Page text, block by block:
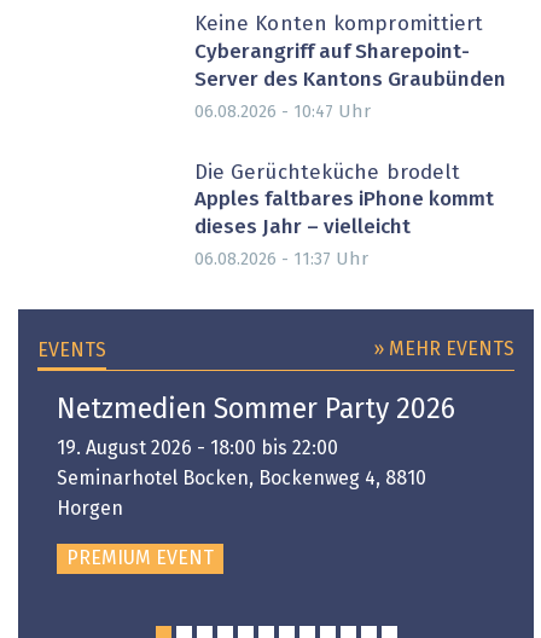
Keine Konten kompromittiert
Cyberangriff auf Sharepoint-
Server des Kantons Graubünden
06.08.2026 - 10:47 Uhr
Die Gerüchteküche brodelt
Apples faltbares iPhone kommt
dieses Jahr – vielleicht
06.08.2026 - 11:37 Uhr
EVENTS » MEHR EVENTS
Netzmedien Sommer Party 2026
19. August 2026 - 18:00 bis 22:00
Seminarhotel Bocken, Bockenweg 4, 8810
Horgen
PREMIUM EVENT